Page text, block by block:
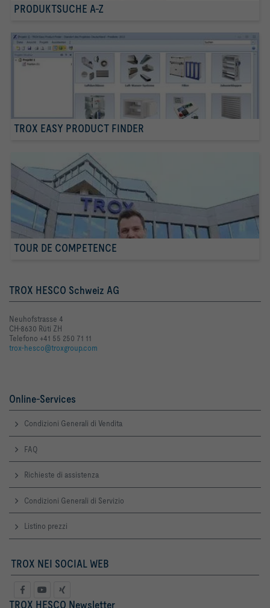
PRODUKTSUCHE A-Z
TROX EASY PRODUCT FINDER
TOUR DE COMPETENCE
TROX HESCO Schweiz AG
Neuhofstrasse 4
CH-8630 Rüti ZH
Telefono +41 55 250 71 11
trox-hesco@troxgroup.com
Online-Services
Condizioni Generali di Vendita
FAQ
Richieste di assistenza
Condizioni Generali di Servizio
Listino prezzi
TROX NEI SOCIAL WEB
TROX HESCO Newsletter